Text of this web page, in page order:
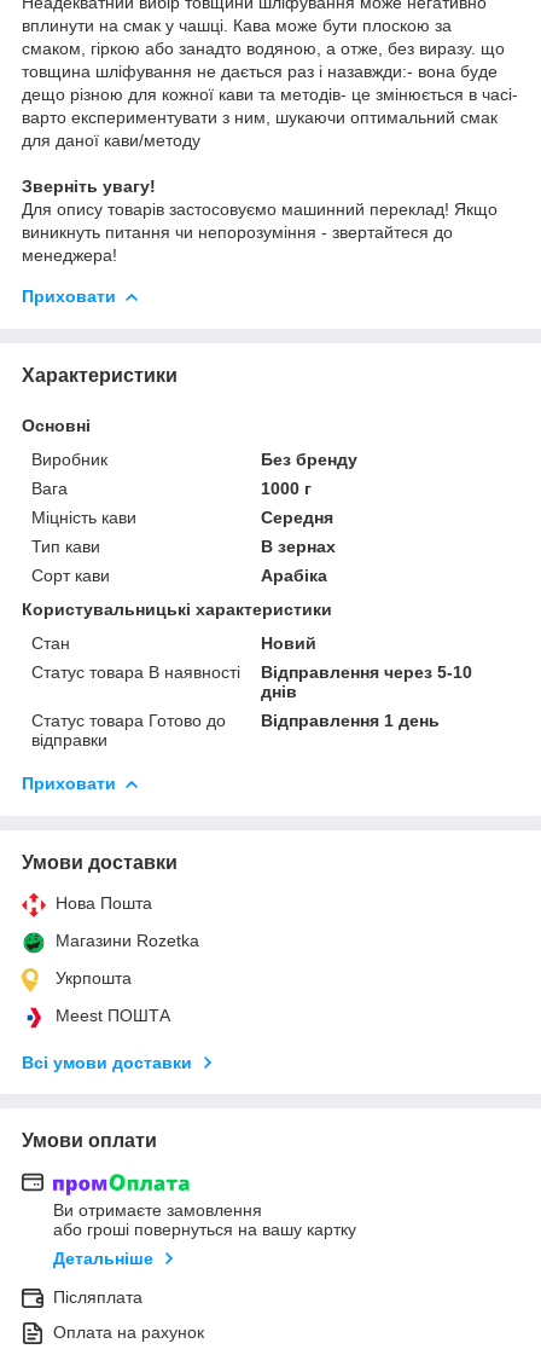
вплинути на смак у чашці. Кава може бути плоскою за
смаком, гіркою або занадто водяною, а отже, без виразу. що
товщина шліфування не дається раз і назавжди:- вона буде
дещо різною для кожної кави та методів- це змінюється в часі-
варто експериментувати з ним, шукаючи оптимальний смак
для даної кави/методу
Зверніть увагу!
Для опису товарів застосовуємо машинний переклад! Якщо
виникнуть питання чи непорозуміння - звертайтеся до
менеджера!
Приховати
Характеристики
Основні
Виробник
Без бренду
Вага
1000 г
Міцність кави
Середня
Тип кави
В зернах
Сорт кави
Арабіка
Користувальницькі характеристики
Стан
Новий
Статус товара В наявності
Відправлення через 5-10
днів
Статус товара Готово до
відправки
Відправлення 1 день
Приховати
Умови доставки
Нова Пошта
Магазини Rozetka
Укрпошта
Meest ПОШТА
Всі умови доставки
Умови оплати
Ви отримаєте замовлення
або гроші повернуться на вашу картку
Детальніше
Післяплата
Оплата на рахунок